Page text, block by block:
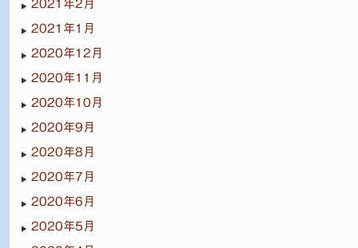
2021年2月
2021年1月
2020年12月
2020年11月
2020年10月
2020年9月
2020年8月
2020年7月
2020年6月
2020年5月